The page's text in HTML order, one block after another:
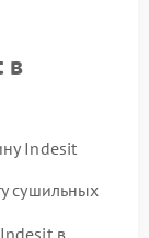
в
Indesit
сушильных